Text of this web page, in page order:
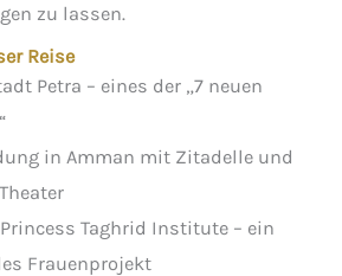
zu lassen.
Reise
Petra – eines der „7 neuen
in Amman mit Zitadelle und
Taghrid Institute – ein
Frauenprojekt